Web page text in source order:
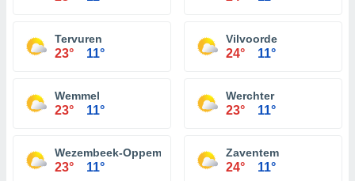
Tervuren
23° 11°
Vilvoorde
24° 11°
Wemmel
23° 11°
Werchter
23° 11°
Wezembeek-Oppem
23° 11°
Zaventem
24° 11°